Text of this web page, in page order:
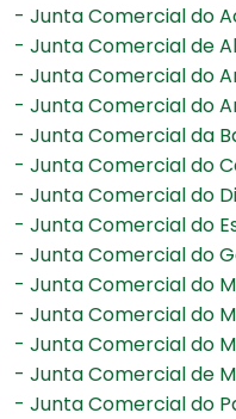
- Junta Comercial do
- Junta Comercial de
- Junta Comercial do
- Junta Comercial do
- Junta Comercial da
- Junta Comercial do
- Junta Comercial do
- Junta Comercial do
- Junta Comercial do
- Junta Comercial do
- Junta Comercial do
- Junta Comercial do
- Junta Comercial de
- Junta Comercial do